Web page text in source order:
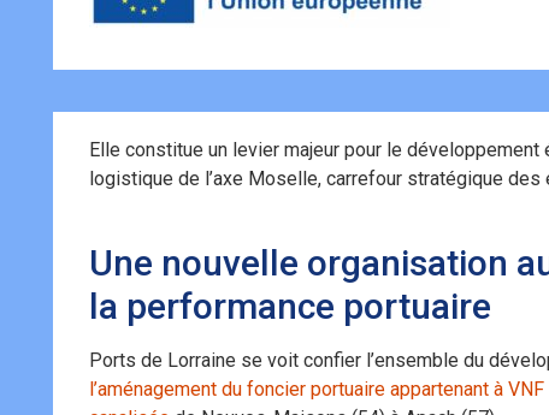
Elle constitue un levier majeur pour le développement
logistique de l’axe Moselle, carrefour stratégique des
Une nouvelle organisation
la performance portuaire
Ports de Lorraine se voit confier l’ensemble du
l’aménagement du foncier portuaire appartenant à